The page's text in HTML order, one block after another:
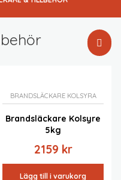
efter senast
efter pris: lågt till högt
efter pris: högt till lågt
BRANDSLÄCKARE KOLSYRA
Brandsläckare Kolsyre
5kg
2159 kr
Lägg till i varukorg